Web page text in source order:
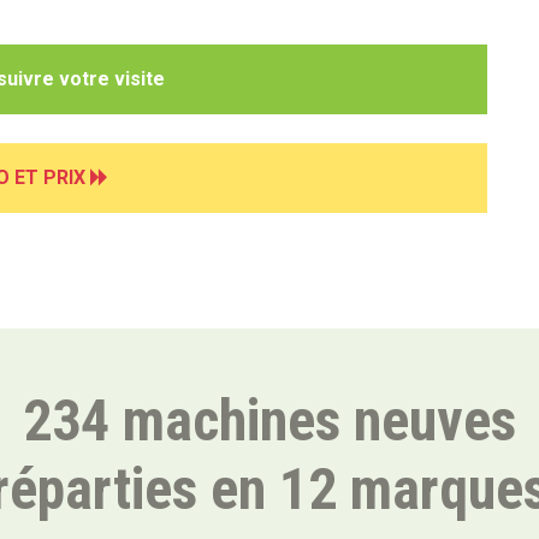
votre visite
ET PRIX
234 machines neuves
en 12